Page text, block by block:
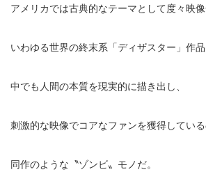
アメリカでは古典的なテーマとして度々映像
いわゆる世界の終末系「ディザスター」作品
中でも人間の本質を現実的に描き出し、
刺激的な映像でコアなファンを獲得している
同作のような〝ゾンビ〟モノだ。